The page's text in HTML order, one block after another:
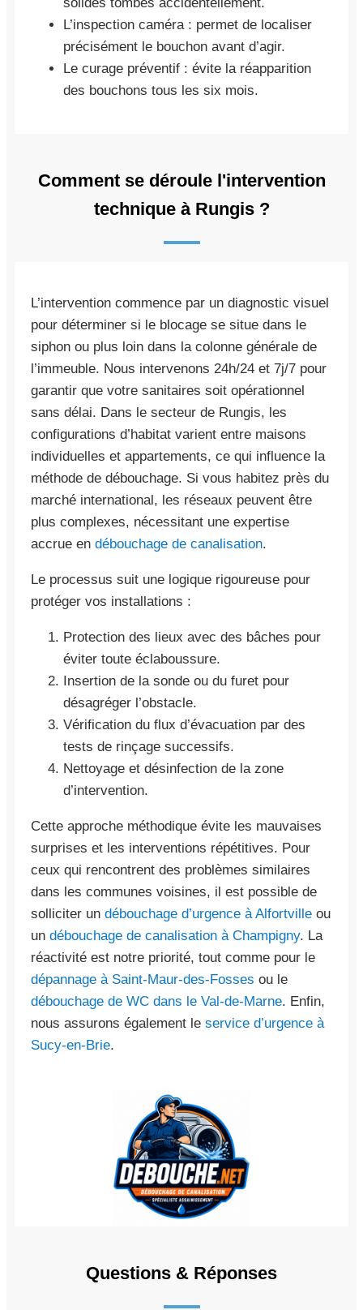
L’inspection caméra : permet de localiser
précisément le bouchon avant d’agir.
Le curage préventif : évite la réapparition
des bouchons tous les six mois.
Comment se déroule l'intervention
technique à Rungis ?
L’intervention commence par un diagnostic visuel
pour déterminer si le blocage se situe dans le
siphon ou plus loin dans la colonne générale de
l’immeuble. Nous intervenons 24h/24 et 7j/7 pour
garantir que votre sanitaires soit opérationnel
sans délai. Dans le secteur de Rungis, les
configurations d’habitat varient entre maisons
individuelles et appartements, ce qui influence la
méthode de débouchage. Si vous habitez près du
marché international, les réseaux peuvent être
plus complexes, nécessitant une expertise
accrue en débouchage de canalisation.
Le processus suit une logique rigoureuse pour
protéger vos installations :
Protection des lieux avec des bâches pour
éviter toute éclaboussure.
Insertion de la sonde ou du furet pour
désagréger l’obstacle.
Vérification du flux d’évacuation par des
tests de rinçage successifs.
Nettoyage et désinfection de la zone
d’intervention.
Cette approche méthodique évite les mauvaises
surprises et les interventions répétitives. Pour
ceux qui rencontrent des problèmes similaires
dans les communes voisines, il est possible de
solliciter un débouchage d’urgence à Alfortville ou
un débouchage de canalisation à Champigny. La
réactivité est notre priorité, tout comme pour le
dépannage à Saint-Maur-des-Fosses ou le
débouchage de WC dans le Val-de-Marne. Enfin,
nous assurons également le service d’urgence à
Sucy-en-Brie.
Questions & Réponses